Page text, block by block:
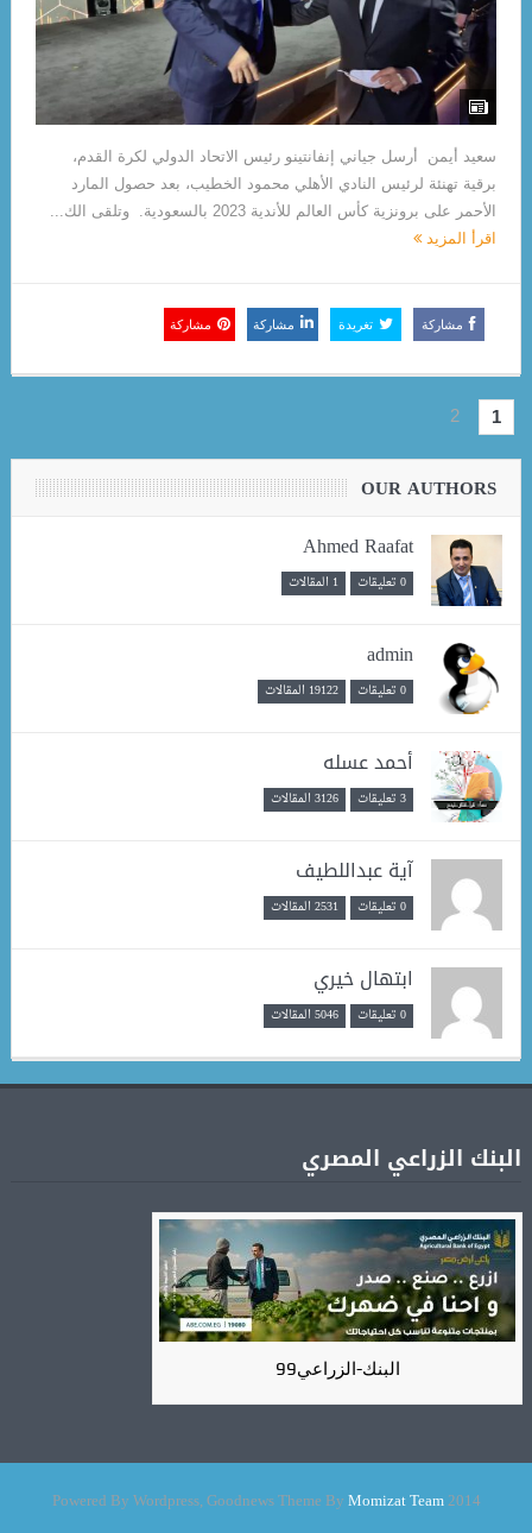
سعيد أيمن أرسل جياني إنفانتينو رئيس الاتحاد الدولي لكرة القدم،
برقية تهنئة لرئيس النادي الأهلي محمود الخطيب، بعد حصول المارد
الأحمر على برونزية كأس العالم للأندية 2023 بالسعودية. وتلقى الك...
اقرأ المزيد
مشاركة تغريدة مشاركة مشاركة
1
2
OUR AUTHORS
Ahmed Raafat
0 تعليقات 1 المقالات
admin
0 تعليقات 19122 المقالات
أحمد عسله
3 تعليقات 3126 المقالات
آية عبداللطيف
0 تعليقات 2531 المقالات
ابتهال خيري
0 تعليقات 5046 المقالات
البنك الزراعي المصري
البنك-الزراعي99
2014 Powered By Wordpress, Goodnews Theme By
Momizat Team